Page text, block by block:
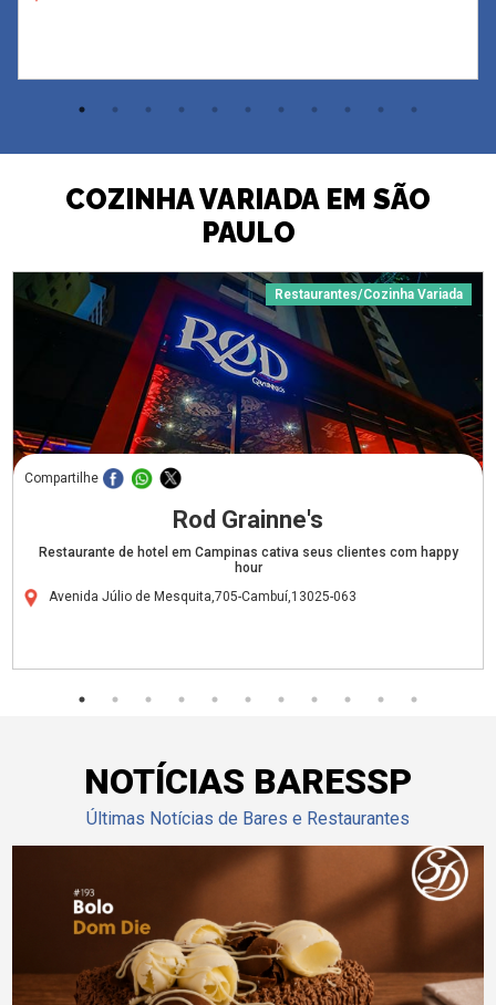
COZINHA VARIADA EM SÃO
PAULO
Restaurantes/Cozinha Variada
Compartilhe
Rod Grainne's
Restaurante de hotel em Campinas cativa seus clientes com happy
hour
Avenida Júlio de Mesquita,705-Cambuí,13025-063
NOTÍCIAS BARESSP
Últimas Notícias de Bares e Restaurantes